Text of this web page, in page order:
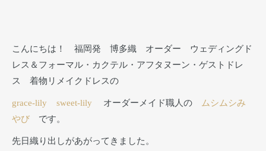
こんにちは！ 福岡発 博多織 オーダー ウェディングド
レス＆フォーマル・カクテル・アフタヌーン・ゲストドレ
ス 着物リメイクドレスの
grace-lily sweet-lily オーダーメイド職人の
ムシムシみ
やび です。
先日織り出しがあがってきました。